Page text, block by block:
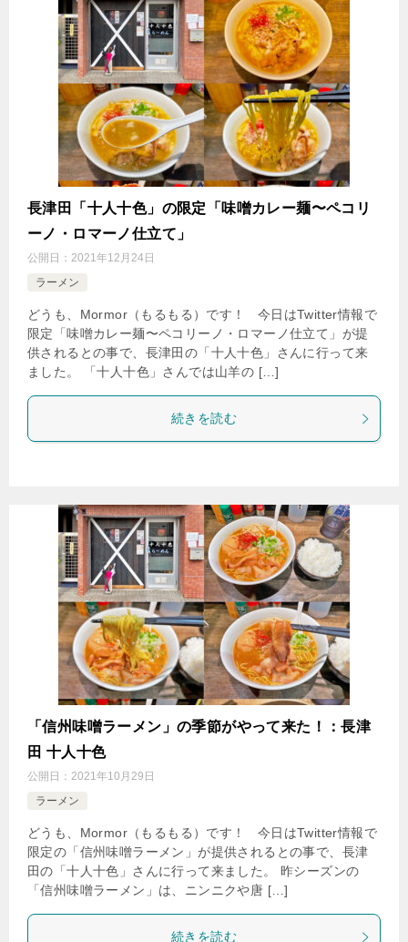
長津田「十人十色」の限定「味噌カレー麺〜ペコリ
ーノ・ロマーノ仕立て」
公開日： 2021年12月24日
ラーメン
どうも、Mormor（もるもる）です！ 今日はTwitter情報で
限定「味噌カレー麺〜ペコリーノ・ロマーノ仕立て」が提
供されるとの事で、長津田の「十人十色」さんに行って来
ました。 「十人十色」さんでは山羊の […]
続きを読む
「信州味噌ラーメン」の季節がやって来た！：長津
田 十人十色
公開日： 2021年10月29日
ラーメン
どうも、Mormor（もるもる）です！ 今日はTwitter情報で
限定の「信州味噌ラーメン」が提供されるとの事で、長津
田の「十人十色」さんに行って来ました。 昨シーズンの
「信州味噌ラーメン」は、ニンニクや唐 […]
続きを読む